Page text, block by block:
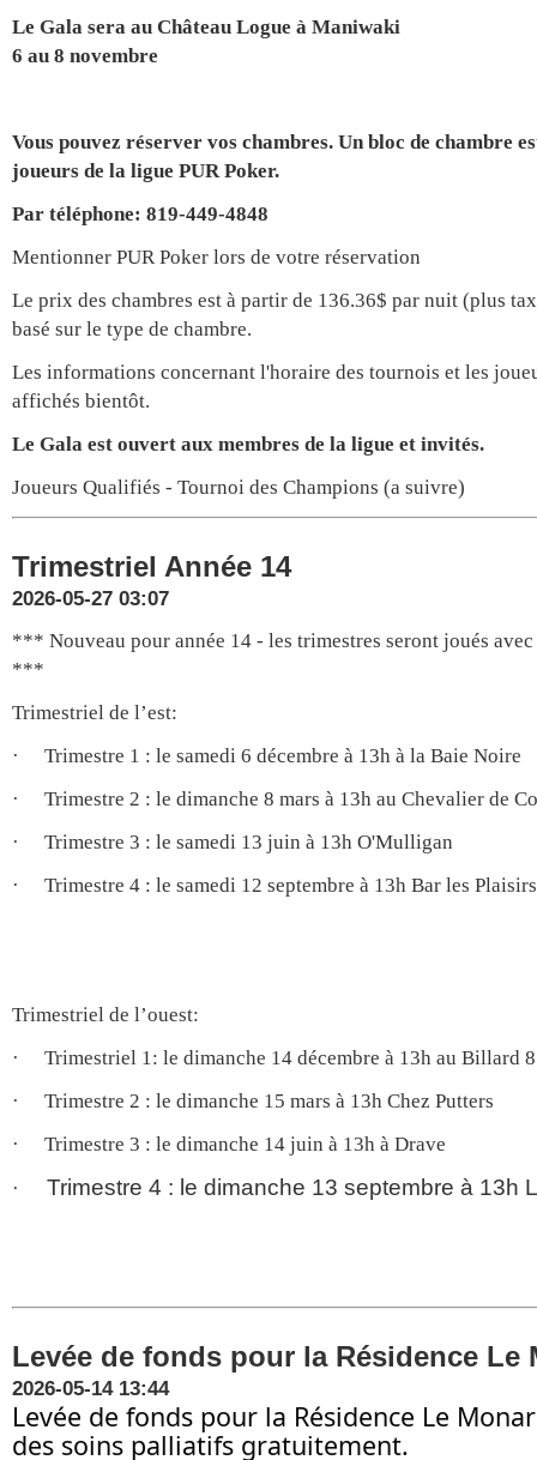
Le Gala sera au Château Logue à Maniwaki
6 au 8 novembre
Vous pouvez réserver vos chambres. Un bloc de chambre
joueurs de la ligue PUR Poker.
Par téléphone: 819-449-4848
Mentionner PUR Poker lors de votre réservation
Le prix des chambres est à partir de 136.36$ par nuit (plus
basé sur le type de chambre.
Les informations concernant l'horaire des tournois et les
affichés bientôt.
Le Gala est ouvert aux membres de la ligue et invités.
Joueurs Qualifiés - Tournoi des Champions (a suivre)
Trimestriel Année 14
2026-05-27 03:07
*** Nouveau pour année 14 - les trimestres seront joués
***
Trimestriel de l’est:
·
Trimestre 1 : le samedi 6 décembre à 13h à la Baie Noire
·
Trimestre 2 : le dimanche 8 mars à 13h au Chevalier de
·
Trimestre 3 : le samedi 13 juin à 13h O'Mulligan
·
Trimestre 4 : le samedi 12 septembre à 13h Bar les
Trimestriel de l’ouest:
·
Trimestriel 1: le dimanche 14 décembre à 13h au Billard 8
·
Trimestre 2 : le dimanche 15 mars à 13h Chez Putters
·
Trimestre 3 : le dimanche 14 juin à 13h à Drave
·
Trimestre 4 : le dimanche 13 septembre à 13h
Levée de fonds pour la Résidence Le
2026-05-14 13:44
Levée de fonds pour la Résidence Le
des soins palliatifs gratuitement.